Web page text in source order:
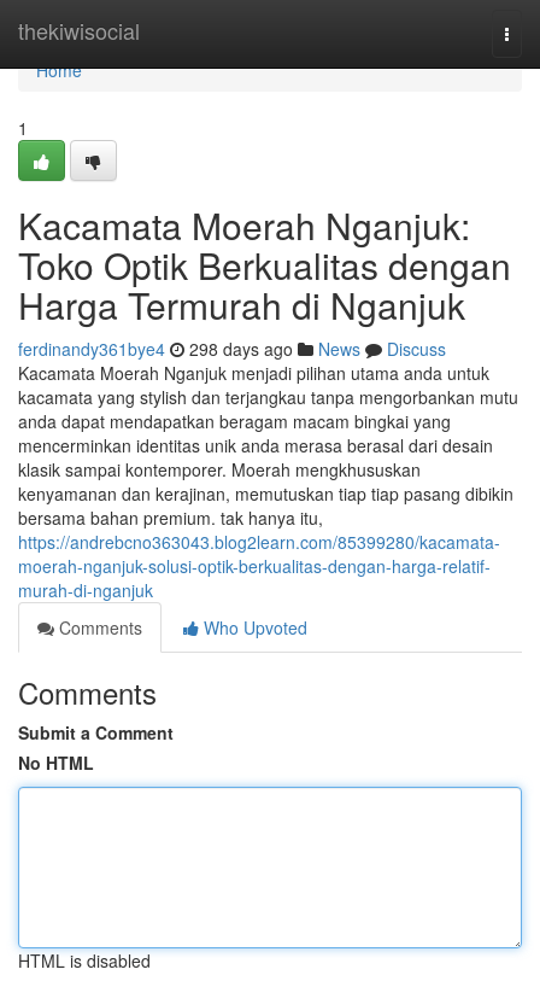
thekiwisocial
Home
Home
1
Kacamata Moerah Nganjuk:
Toko Optik Berkualitas dengan
Harga Termurah di Nganjuk
ferdinandy361bye4 298 days ago News
Discuss
Kacamata Moerah Nganjuk menjadi pilihan utama anda untuk
kacamata yang stylish dan terjangkau tanpa mengorbankan mutu
anda dapat mendapatkan beragam macam bingkai yang
mencerminkan identitas unik anda merasa berasal dari desain
klasik sampai kontemporer. Moerah mengkhususkan
kenyamanan dan kerajinan, memutuskan tiap tiap pasang dibikin
bersama bahan premium. tak hanya itu,
https://andrebcno363043.blog2learn.com/85399280/kacamata-
moerah-nganjuk-solusi-optik-berkualitas-dengan-harga-relatif-
murah-di-nganjuk
Comments
Who Upvoted
Comments
Submit a Comment
No HTML
HTML is disabled